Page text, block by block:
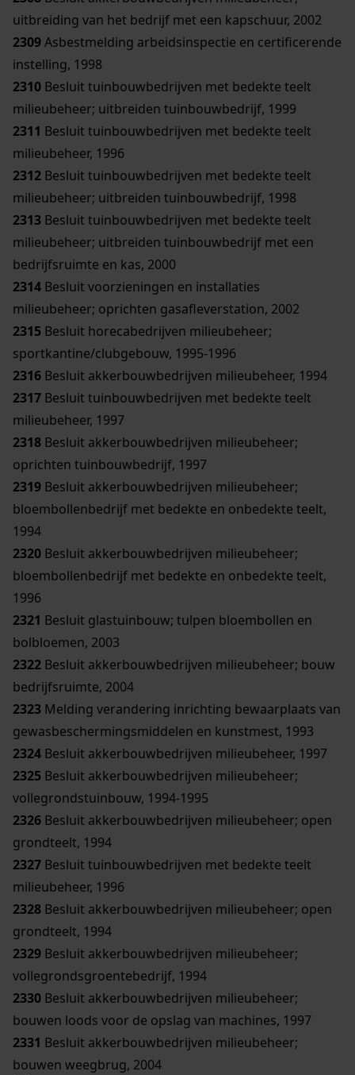
uitbreiding van het bedrijf met een kapschuur, 2002
2309Asbestmelding arbeidsinspectie en certificerende
instelling, 1998
2310 Besluit tuinbouwbedrijven met bedekte teelt
milieubeheer; uitbreiden tuinbouwbedrijf, 1999
2311 Besluit tuinbouwbedrijven met bedekte teelt
milieubeheer, 1996
2312 Besluit tuinbouwbedrijven met bedekte teelt
milieubeheer; uitbreiden tuinbouwbedrijf, 1998
2313 Besluit tuinbouwbedrijven met bedekte teelt
milieubeheer; uitbreiden tuinbouwbedrijf met een
bedrijfsruimte en kas, 2000
2314 Besluit voorzieningen en installaties
milieubeheer; oprichten gasafleverstation, 2002
2315 Besluit horecabedrijven milieubeheer;
sportkantine/clubgebouw, 1995-1996
2316 Besluit akkerbouwbedrijven milieubeheer, 1994
2317 Besluit tuinbouwbedrijven met bedekte teelt
milieubeheer, 1997
2318 Besluit akkerbouwbedrijven milieubeheer;
oprichten tuinbouwbedrijf, 1997
2319 Besluit akkerbouwbedrijven milieubeheer;
bloembollenbedrijf met bedekte en onbedekte teelt,
1994
2320 Besluit akkerbouwbedrijven milieubeheer;
bloembollenbedrijf met bedekte en onbedekte teelt,
1996
2321 Besluit glastuinbouw; tulpen bloembollen en
bolbloemen, 2003
2322 Besluit akkerbouwbedrijven milieubeheer; bouw
bedrijfsruimte, 2004
2323 Melding verandering inrichting bewaarplaats van
gewasbeschermingsmiddelen en kunstmest, 1993
2324 Besluit akkerbouwbedrijven milieubeheer, 1997
2325 Besluit akkerbouwbedrijven milieubeheer;
vollegrondstuinbouw, 1994-1995
2326 Besluit akkerbouwbedrijven milieubeheer; open
grondteelt, 1994
2327 Besluit tuinbouwbedrijven met bedekte teelt
milieubeheer, 1996
2328 Besluit akkerbouwbedrijven milieubeheer; open
grondteelt, 1994
2329 Besluit akkerbouwbedrijven milieubeheer;
vollegrondsgroentebedrijf, 1994
2330 Besluit akkerbouwbedrijven milieubeheer;
bouwen loods voor de opslag van machines, 1997
2331 Besluit akkerbouwbedrijven milieubeheer;
bouwen weegbrug, 2004